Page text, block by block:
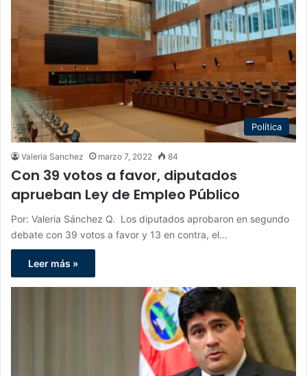
Política
Valeria Sanchez marzo 7, 2022 84
Con 39 votos a favor, diputados
aprueban Ley de Empleo Público
Por: Valeria Sánchez Q. Los diputados aprobaron en segundo
debate con 39 votos a favor y 13 en contra, el…
Leer más »